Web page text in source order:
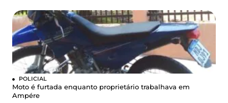
POLICIAL
Moto é furtada enquanto proprietário trabalhava em
Ampére